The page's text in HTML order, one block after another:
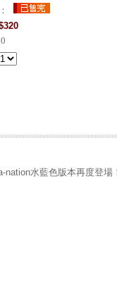
320
0
水藍色版本再度登場！